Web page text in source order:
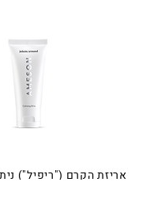
אריזת הקרם ("ריפיל")